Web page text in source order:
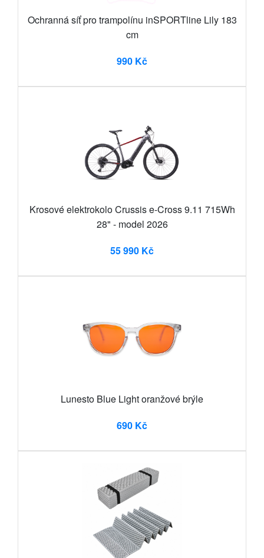
Ochranná síť pro trampolínu inSPORTline Lily 183
cm
990 Kč
Krosové elektrokolo Crussis e-Cross 9.11 715Wh
28" - model 2026
55 990 Kč
Lunesto Blue Light oranžové brýle
690 Kč